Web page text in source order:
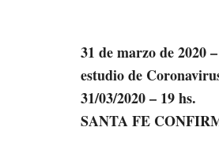
31 de marzo de 2020
estudio de
31/03/2020 – 19 hs.
SANTA FE